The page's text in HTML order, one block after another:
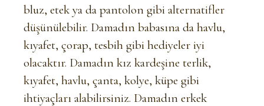
bluz, etek ya da pantolon gibi alternatifler
düşünülebilir. Damadın babasına da havlu,
kıyafet, çorap, tesbih gibi hediyeler iyi
olacaktır. Damadın kız kardeşine terlik,
kıyafet, havlu, çanta, kolye, küpe gibi
ihtiyaçları alabilirsiniz. Damadın erkek